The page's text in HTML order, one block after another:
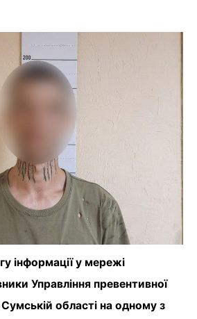
інформації у мережі
Управління превентивної
області на одному з